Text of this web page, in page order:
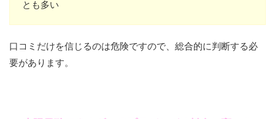
とも多い
口コミだけを信じるのは危険ですので、総合的に判断する必
要があります。